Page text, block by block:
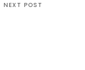
NEXT POST